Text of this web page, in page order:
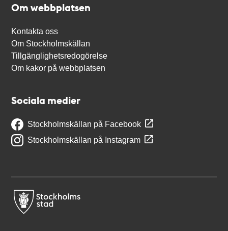
Om webbplatsen
Kontakta oss
Om Stockholmskällan
Tillgänglighetsredogörelse
Om kakor på webbplatsen
Sociala medier
Stockholmskällan på Facebook
Stockholmskällan på Instagram